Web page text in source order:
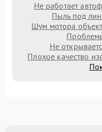
Не работает
Пыль под
Шум мотора
Не
Плохое качество